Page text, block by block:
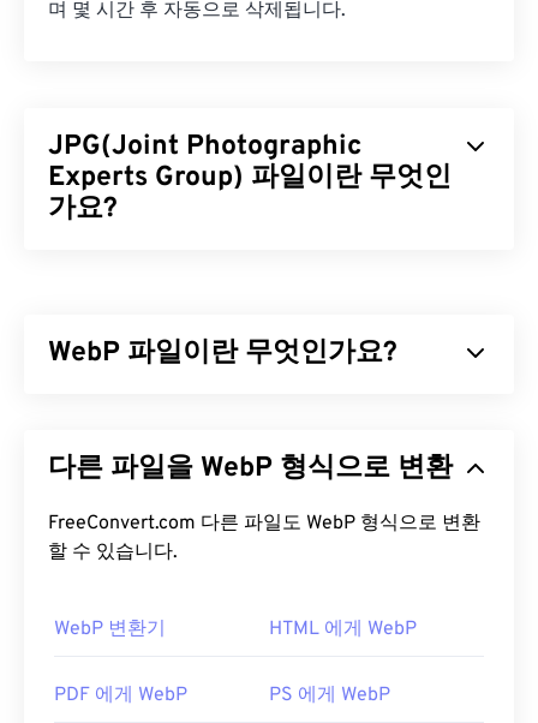
며 몇 시간 후 자동으로 삭제됩니다.
JPG(Joint Photographic
Experts Group) 파일이란 무엇인
가요?
사용됩니다. 따라서 JPG 파일은 크기가 비교적 작아
더 나은 압축률이 필요하다면JPG를 WebP로 변환할
수 있습니다. WebP는 최신이고 압축률이 더 높은 파
일 형식입니다.
거의 모든 이미지 뷰어 프로그램과 애플리케이션은
번 클릭하면 기본 이미지 뷰어, 이미지 편집기 또는
WebP 파일이란 무엇인가요?
스 파일 형식입니다. WebP 이미지는JPEG(JPG)및
30% 더 작지만 시각적 품질은 비슷합니다. WebP 이
미지는 웹 페이지와 모바일 애플리케이션에서 빠르
WebP 파일을 어떻게 여나요?
WebP 파일을 여는 기본 프로그램은 여러 플랫폼에
다른 파일을 WebP 형식으로 변환
FreeConvert.com 다른 파일도 WebP 형식으로 변환
할 수 있습니다.
WebP 변환기 HTML 에게 WebP
PDF 에게 WebP PS 에게 WebP